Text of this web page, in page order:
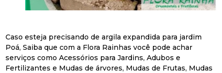
Caso esteja precisando de argila expandida para jardim
Poá, Saiba que com a Flora Rainhas você pode achar
serviços como Acessórios para Jardins, Adubos e
Fertilizantes e Mudas de árvores, Mudas de Frutas, Mudas